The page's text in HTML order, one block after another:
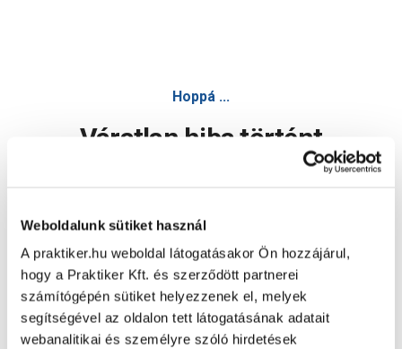
Weboldalunk sütiket használ
A praktiker.hu weboldal látogatásakor Ön hozzájárul,
hogy a Praktiker Kft. és szerződött partnerei
számítógépén sütiket helyezzenek el, melyek
segítségével az oldalon tett látogatásának adatait
webanalitikai és személyre szóló hirdetések
Hoppá ...
Váratlan hiba történt
Oldal újratöltése